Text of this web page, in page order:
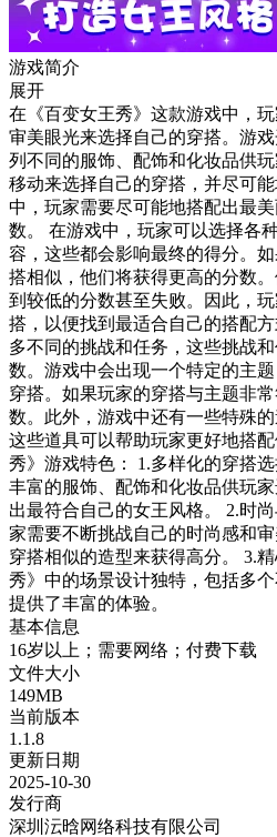
游戏简介
展开
在《百变女王秀》这款游戏中，
审美眼光来选择自己的穿搭。游
列不同的服饰、配饰和化妆品供
移动来选择自己的穿搭，并尽可
中，玩家需要尽可能地搭配出最
数。 在游戏中，玩家可以选择各
容，这些都会影响最终的得分。
搭相似，他们将获得更高的分数
到较低的分数甚至失败。因此，
搭，以便找到最适合自己的搭配
多不同的挑战和任务，这些挑战
数。游戏中会出现一个特定的主
穿搭。如果玩家的穿搭与主题非
数。此外，游戏中还有一些特殊
这些道具可以帮助玩家更好地搭
秀》游戏特色： 1.多样化的穿搭
丰富的服饰、配饰和化妆品供玩
出最符合自己的女王风格。 2.时
家需要不断挑战自己的时尚感和
穿搭相似的造型来获得高分。 3.
秀》中的场景设计独特，包括多
提供了丰富的体验。
基本信息
16岁以上；需要网络；付费下载
文件大小
149MB
当前版本
1.1.8
更新日期
2025-10-30
发行商
深圳沄晗网络科技有限公司